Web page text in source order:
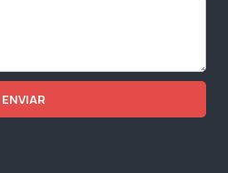
ENVIAR